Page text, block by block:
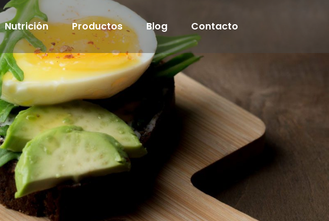
Nutrición Productos Blog Contacto